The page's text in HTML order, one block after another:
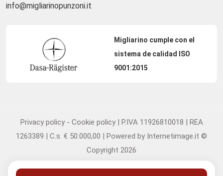
info@migliarinopunzoni.it
Migliarino cumple con el
sistema de calidad ISO
9001:2015
Privacy policy- Cookie policy| P.IVA 11926810018 | REA
1263389 | C.s. € 50.000,00 | Powered by Internetimage.it ©
Copyright 2026